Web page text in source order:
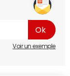
Voir un exemple